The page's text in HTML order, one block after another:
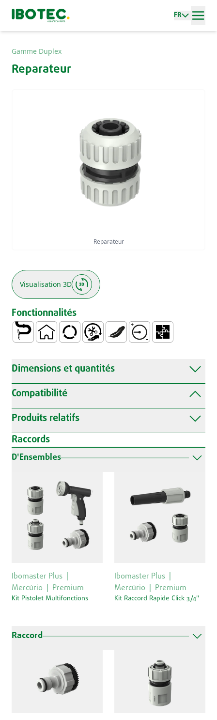
FR
Gamme Duplex
Reparateur
Reparateur
Visualisation 3D
Fonctionnalités
Dimensions et quantités
Compatibilité
Produits relatifs
Raccords
D'Ensembles
Ibomaster Plus
Mercúrio
Premium
Kit Pistolet Multifonctions
Ibomaster Plus
Mercúrio
Premium
Kit Raccord Rapide Click 3/4''
Raccord